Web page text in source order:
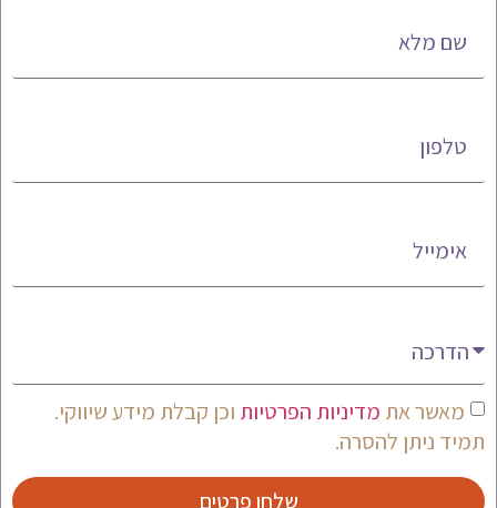
מאשר את מדיניות הפרטיות וכן קבלת מידע שיווקי.
תמיד ניתן להסרה.
שלחו פרטים